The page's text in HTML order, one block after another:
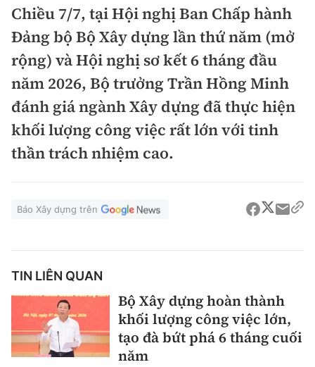
Quản lý đô thị
Hàng không
Đường sắt
Đăng kiểm
Đường sắt tốc độ cao
Đường thủy
Đường sắt đô thị
Thi viết về GTVT
Tài chính
Chứng khoán
Bảo hiểm
Doanh nghiệp
Thanh tra
An ninh hình sự
Điều tra
Pháp đình
Hỏi - Đáp
An toàn giao thông
Giao thông 24h
ATGT địa phương
Văn hóa giao thông
Chung tay vì ATGT
Chất lượng sống
Giáo dục
Y tế
Lao động - Công đoàn
Văn hóa - Giải Trí
Văn hóa
Điện ảnh
Thể thao
360 độ thể thao
Tư vấn
Thời sự Quốc tế
Hồ sơ tài liệu
Thế giới giao thông
Đi ++
Du lịch
Khám phá
Video
Thời sự
Chiều 7/7, tại Hội nghị Ban Chấp hành
Đảng bộ Bộ Xây dựng lần thứ năm (mở
rộng) và Hội nghị sơ kết 6 tháng đầu
năm 2026, Bộ trưởng Trần Hồng Minh
đánh giá ngành Xây dựng đã thực hiện
khối lượng công việc rất lớn với tinh
thần trách nhiệm cao.
Báo Xây dựng trên
TIN LIÊN QUAN
Bộ Xây dựng hoàn thành
khối lượng công việc lớn,
tạo đà bứt phá 6 tháng cuối
năm